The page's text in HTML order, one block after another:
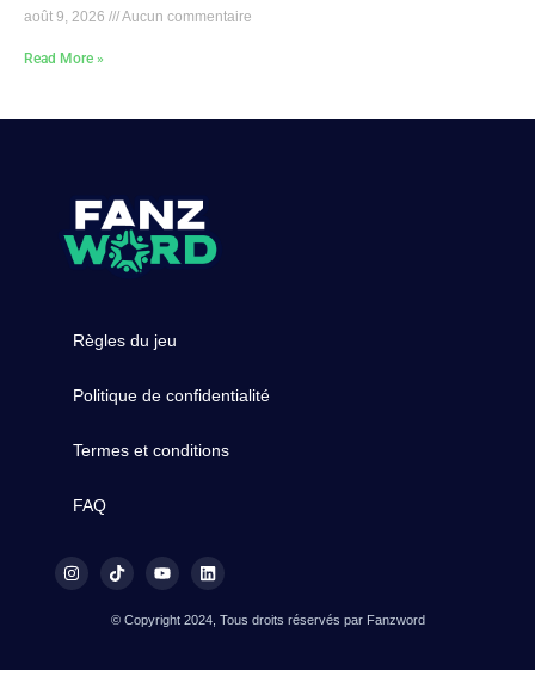
août 9, 2026 Aucun commentaire
Read More »
Règles du jeu
Politique de confidentialité
Termes et conditions
FAQ
© Copyright 2024, Tous droits réservés par Fanzword